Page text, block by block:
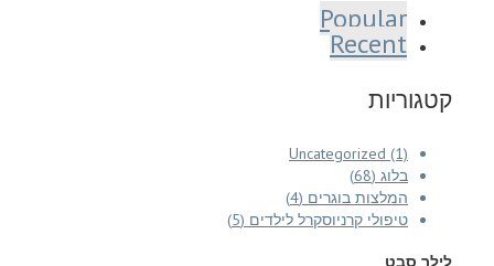
Popular
Recent
קטגוריות
Uncategorized (1)
בלוג (68)
המלצות בוגרים (4)
טיפולי קרניוסקרל לילדים (5)